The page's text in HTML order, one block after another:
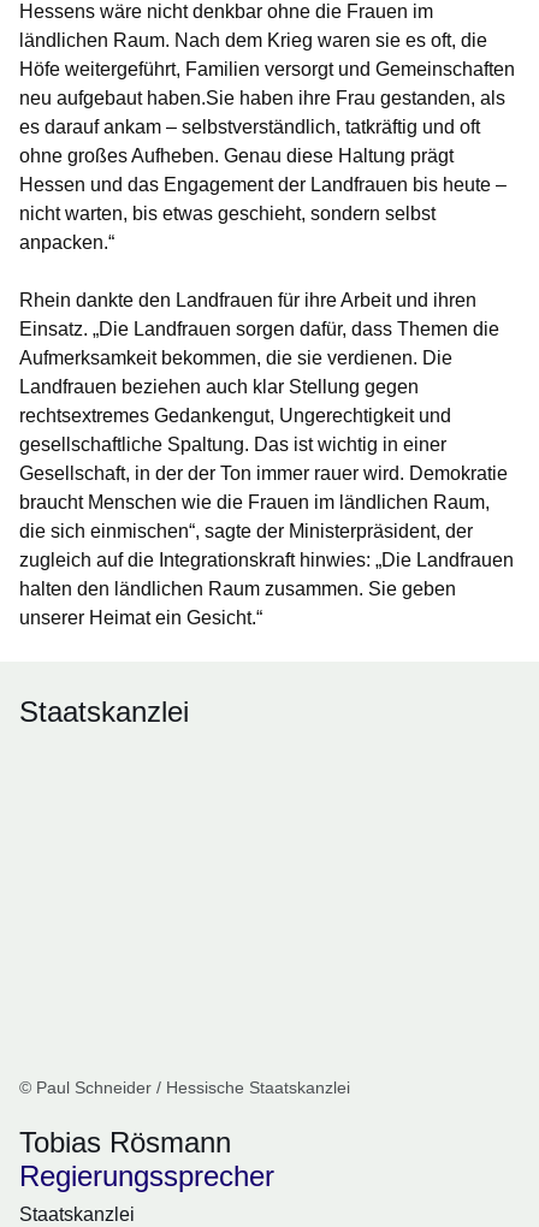
Hessens wäre nicht denkbar ohne die Frauen im
ländlichen Raum. Nach dem Krieg waren sie es oft, die
Höfe weitergeführt, Familien versorgt und Gemeinschaften
neu aufgebaut haben.Sie haben ihre Frau gestanden, als
es darauf ankam – selbstverständlich, tatkräftig und oft
ohne großes Aufheben. Genau diese Haltung prägt
Hessen und das Engagement der Landfrauen bis heute –
nicht warten, bis etwas geschieht, sondern selbst
anpacken.“
Rhein dankte den Landfrauen für ihre Arbeit und ihren
Einsatz. „Die Landfrauen sorgen dafür, dass Themen die
Aufmerksamkeit bekommen, die sie verdienen. Die
Landfrauen beziehen auch klar Stellung gegen
rechtsextremes Gedankengut, Ungerechtigkeit und
gesellschaftliche Spaltung. Das ist wichtig in einer
Gesellschaft, in der der Ton immer rauer wird. Demokratie
braucht Menschen wie die Frauen im ländlichen Raum,
die sich einmischen“, sagte der Ministerpräsident, der
zugleich auf die Integrationskraft hinwies: „Die Landfrauen
halten den ländlichen Raum zusammen. Sie geben
unserer Heimat ein Gesicht.“
Staatskanzlei
© Paul Schneider / Hessische Staatskanzlei
Tobias Rösmann
Regierungssprecher
Staatskanzlei